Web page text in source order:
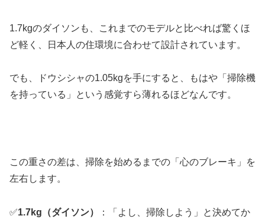
1.7kgのダイソンも、これまでのモデルと比べれば驚くほ
ど軽く、日本人の住環境に合わせて設計されています。
でも、ドウシシャの1.05kgを手にすると、もはや「掃除機
を持っている」という感覚すら薄れるほどなんです。
この重さの差は、掃除を始めるまでの「心のブレーキ」を
左右します。
✅1.7kg（ダイソン） ：「よし、掃除しよう」と決めてか